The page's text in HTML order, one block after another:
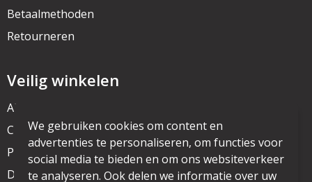
Betaalmethoden
Retourneren
Veilig winkelen
Algemene voorwaarden
Cookieverklaring
Privacyverklaring
Disclaimer
We gebruiken cookies om content en
advertenties te personaliseren, om functies voor
social media te bieden en om ons websiteverkeer
te analyseren. Ook delen we informatie over uw